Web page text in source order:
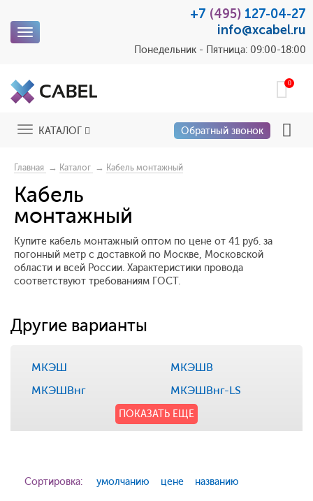
Toggle
+7 (495) 127-04-27
info@xcabel.ru
Понедельник - Пятница: 09:00-18:00
0
ToggleКАТАЛОГ Обратный звонок
Главная → Каталог → Кабель монтажный
Кабель
монтажный
Купите кабель монтажный оптом по цене от 41 руб. за
погонный метр с доставкой по Москве, Московской
области и всей России. Характеристики провода
соответствуют требованиям ГОСТ.
Другие варианты
МКЭШ
МКЭШВ
МКЭШВнг
МКЭШВнг-LS
ПОКАЗАТЬ ЕЩЕ
Сортировка: умолчанию цене названию